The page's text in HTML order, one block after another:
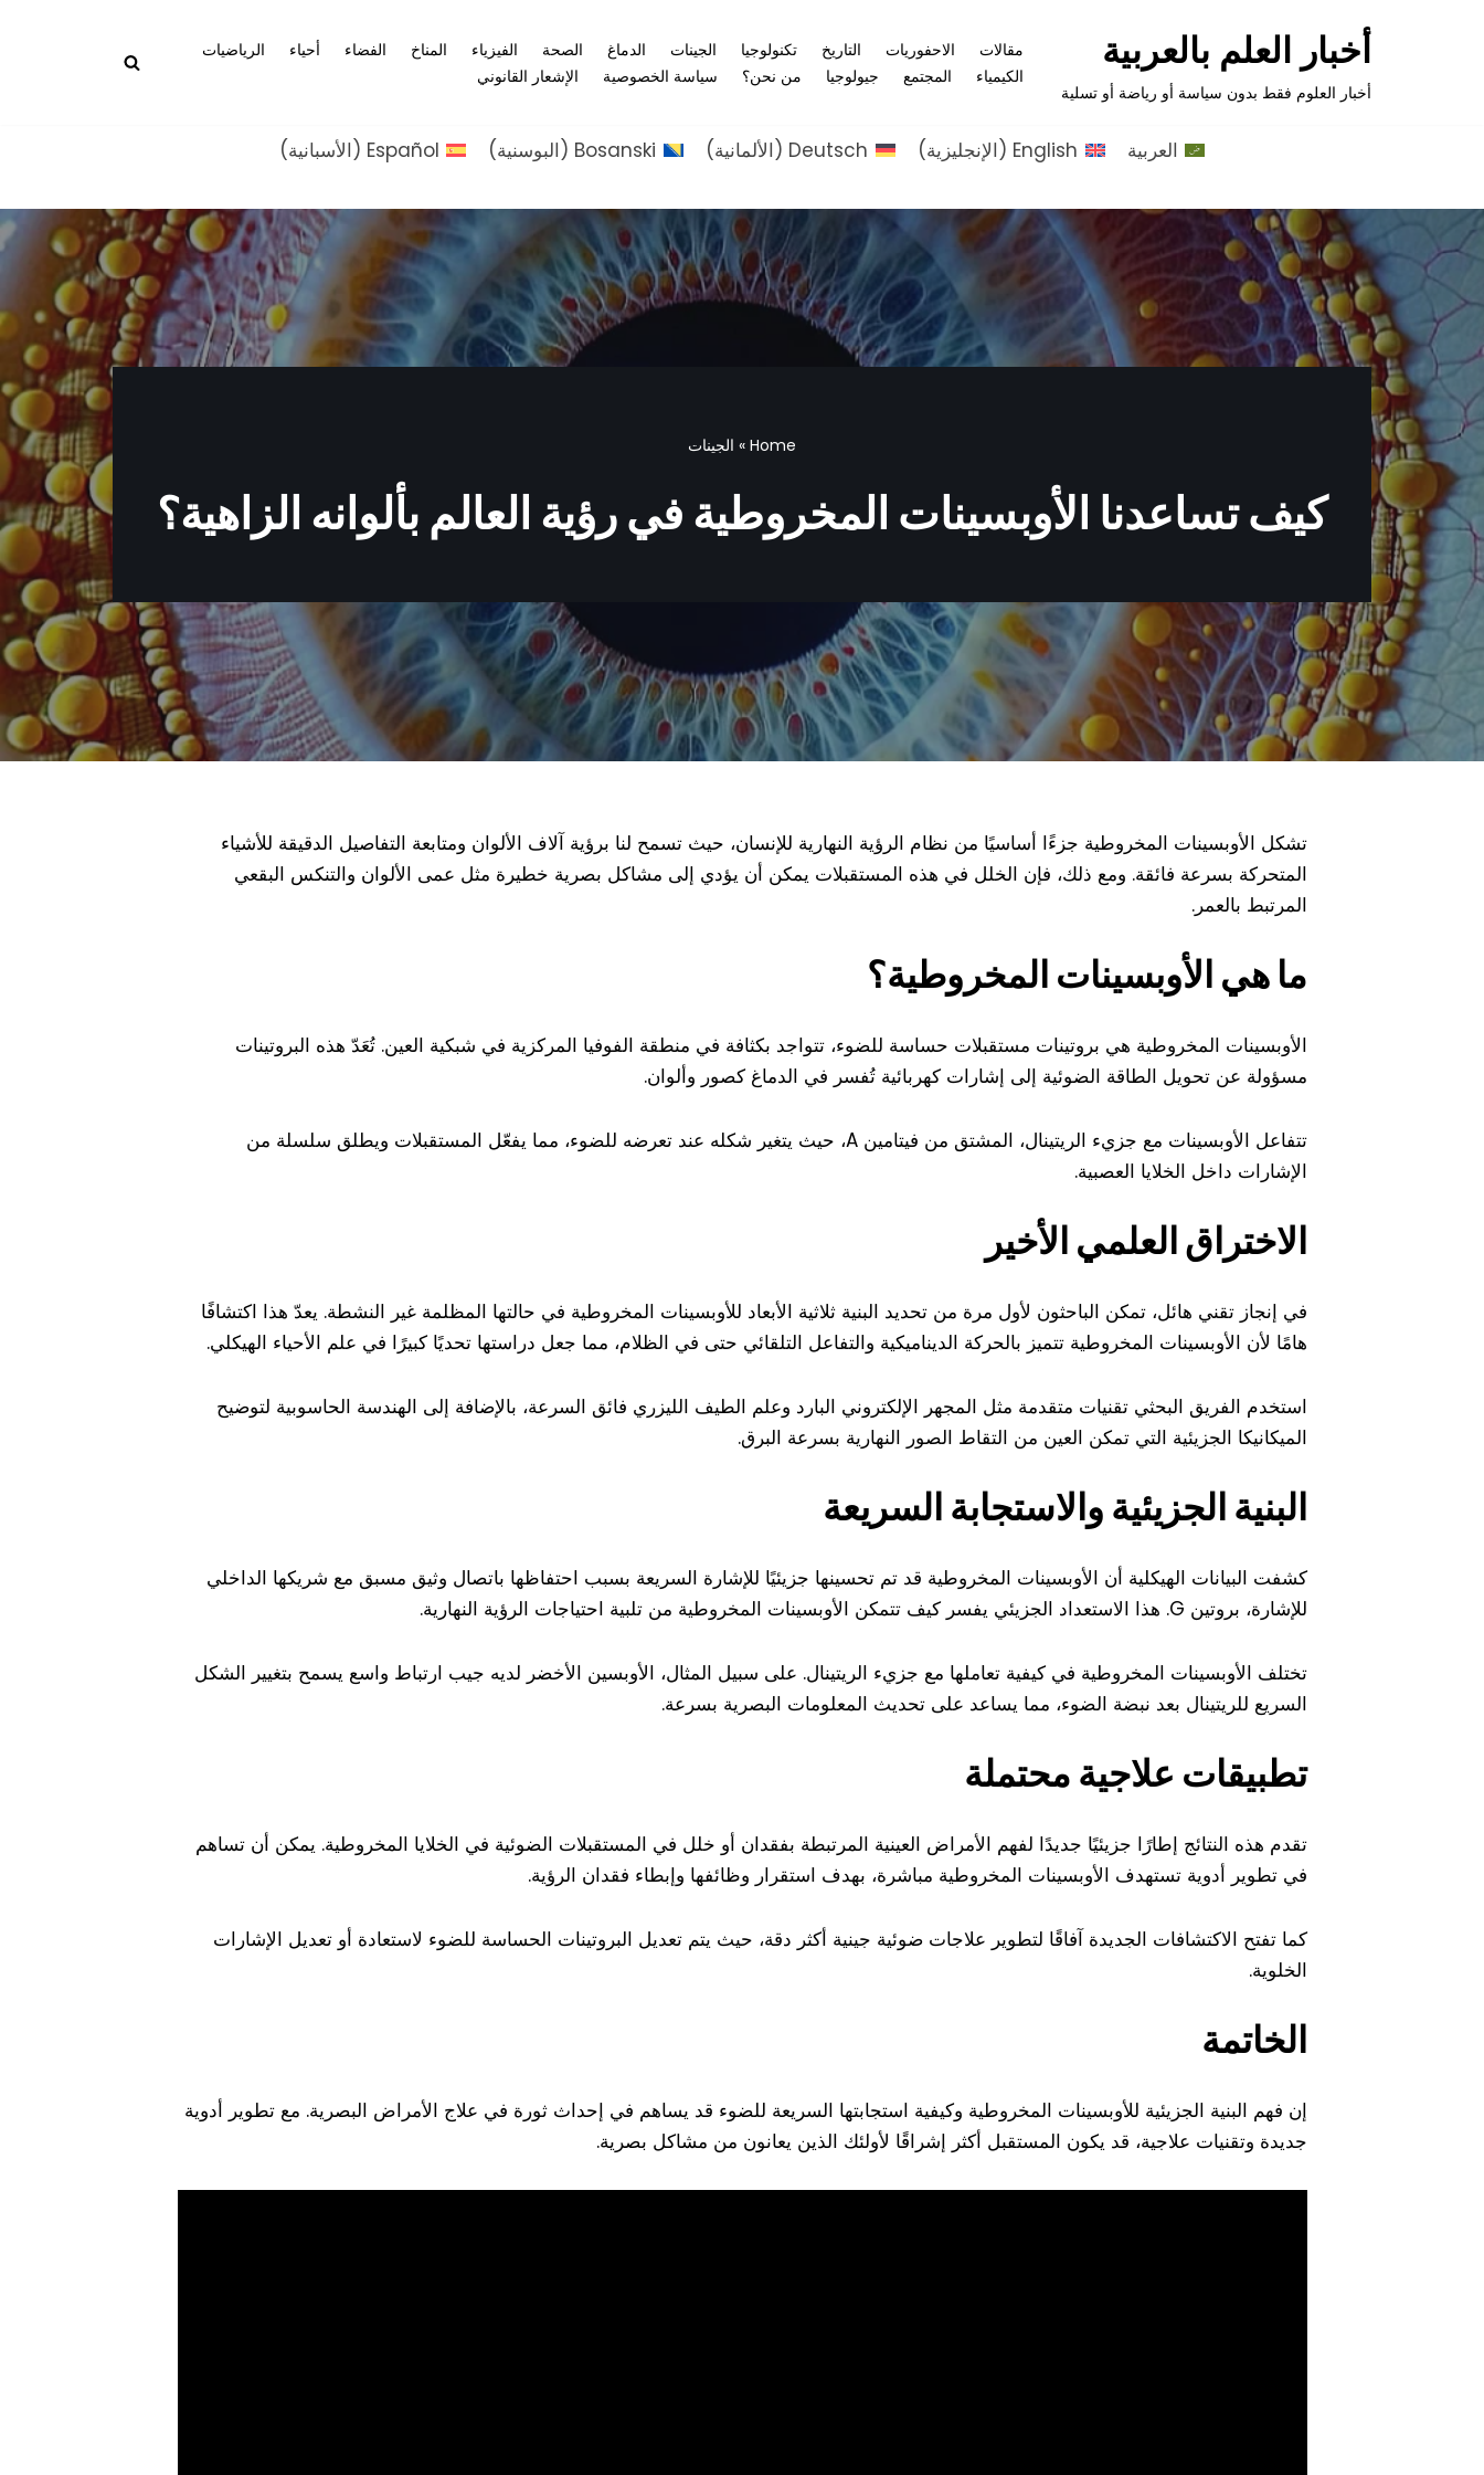
أخبار العلم بالعربية
أخبار العلوم فقط بدون سياسة أو رياضة أو تسلية
مقالات الاحفوريات التاريخ تكنولوجيا الجينات الدماغ الصحة الفيزياء المناخ الفضاء أحياء
الرياضيات
الكيمياء
المجتمع جيولوجيا من نحن؟ سياسة الخصوصية الإشعار القانوني
العربية English
(الإنجليزية)
Deutsch
(الألمانية)
Bosanski
(البوسنية)
Español
(الأسبانية)
Home
» الجينات
كيف تساعدنا الأوبسينات المخروطية في رؤية العالم بألوانه الزاهية؟
تشكل الأوبسينات المخروطية جزءًا أساسيًا من نظام الرؤية النهارية للإنسان، حيث تسمح لنا برؤية آلاف الألوان ومتابعة التفاصيل الدقيقة للأشياء
المتحركة بسرعة فائقة. ومع ذلك، فإن الخلل في هذه المستقبلات يمكن أن يؤدي إلى مشاكل بصرية خطيرة مثل عمى الألوان والتنكس البقعي
المرتبط بالعمر.
ما هي الأوبسينات المخروطية؟
الأوبسينات المخروطية هي بروتينات مستقبلات حساسة للضوء، تتواجد بكثافة في منطقة الفوفيا المركزية في شبكية العين. تُعَدّ هذه البروتينات
مسؤولة عن تحويل الطاقة الضوئية إلى إشارات كهربائية تُفسر في الدماغ كصور وألوان.
تتفاعل الأوبسينات مع جزيء الريتينال، المشتق من فيتامين A، حيث يتغير شكله عند تعرضه للضوء، مما يفعّل المستقبلات ويطلق سلسلة من
الإشارات داخل الخلايا العصبية.
الاختراق العلمي الأخير
في إنجاز تقني هائل، تمكن الباحثون لأول مرة من تحديد البنية ثلاثية الأبعاد للأوبسينات المخروطية في حالتها المظلمة غير النشطة. يعدّ هذا اكتشافًا
هامًا لأن الأوبسينات المخروطية تتميز بالحركة الديناميكية والتفاعل التلقائي حتى في الظلام، مما جعل دراستها تحديًا كبيرًا في علم الأحياء الهيكلي.
استخدم الفريق البحثي تقنيات متقدمة مثل المجهر الإلكتروني البارد وعلم الطيف الليزري فائق السرعة، بالإضافة إلى الهندسة الحاسوبية لتوضيح
الميكانيكا الجزيئية التي تمكن العين من التقاط الصور النهارية بسرعة البرق.
البنية الجزيئية والاستجابة السريعة
كشفت البيانات الهيكلية أن الأوبسينات المخروطية قد تم تحسينها جزيئيًا للإشارة السريعة بسبب احتفاظها باتصال وثيق مسبق مع شريكها الداخلي
للإشارة، بروتين G. هذا الاستعداد الجزيئي يفسر كيف تتمكن الأوبسينات المخروطية من تلبية احتياجات الرؤية النهارية.
تختلف الأوبسينات المخروطية في كيفية تعاملها مع جزيء الريتينال. على سبيل المثال، الأوبسين الأخضر لديه جيب ارتباط واسع يسمح بتغيير الشكل
السريع للريتينال بعد نبضة الضوء، مما يساعد على تحديث المعلومات البصرية بسرعة.
تطبيقات علاجية محتملة
تقدم هذه النتائج إطارًا جزيئيًا جديدًا لفهم الأمراض العينية المرتبطة بفقدان أو خلل في المستقبلات الضوئية في الخلايا المخروطية. يمكن أن تساهم
في تطوير أدوية تستهدف الأوبسينات المخروطية مباشرة، بهدف استقرار وظائفها وإبطاء فقدان الرؤية.
كما تفتح الاكتشافات الجديدة آفاقًا لتطوير علاجات ضوئية جينية أكثر دقة، حيث يتم تعديل البروتينات الحساسة للضوء لاستعادة أو تعديل الإشارات
الخلوية.
الخاتمة
إن فهم البنية الجزيئية للأوبسينات المخروطية وكيفية استجابتها السريعة للضوء قد يساهم في إحداث ثورة في علاج الأمراض البصرية. مع تطوير أدوية
جديدة وتقنيات علاجية، قد يكون المستقبل أكثر إشراقًا لأولئك الذين يعانون من مشاكل بصرية.